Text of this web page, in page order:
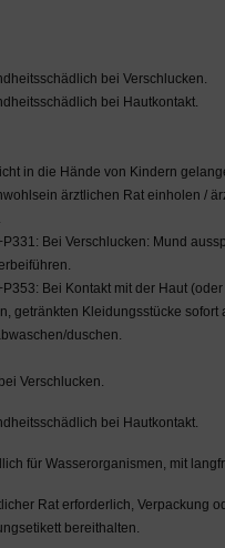
bei Verschlucken.
bei Hautkontakt.
in die Hände von Kindern
ärztlichen Rat einholen /
Bei Verschlucken: Mund
Bei Kontakt mit der Haut
getränkten Kleidungsstücke sofort
duschen.
Verschlucken.
bei Hautkontakt.
für Wasserorganismen, mit
Rat erforderlich, Verpackung
bereithalten.